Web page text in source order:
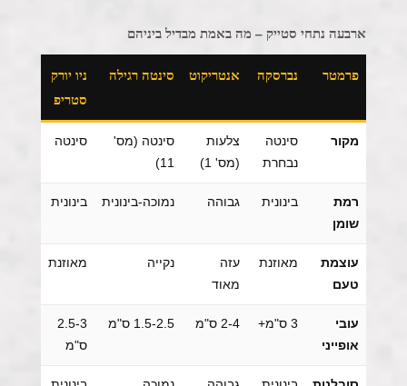
ארבעה נתחי סטייק – מה באמת מבדיל ביניהם
פרמטר נברסקה אנטריקוט סינטה רגילה
ניו יורק
סטריפ
צלעות
(מס' 1)
סינטה (מס'
11)
3 ס"מ+ 2-4 ס"מ 1.5-2.5 ס"מ
2.5-3
ס"מ
סובלנות